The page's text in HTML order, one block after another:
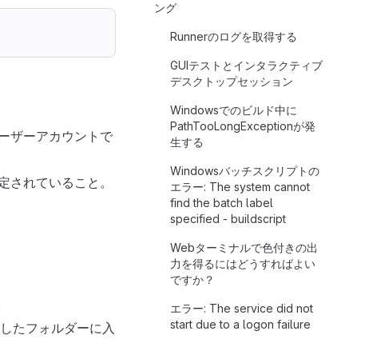
ザーアカウントで
れていること。
たフォルダーに入
ング
Runnerのログを取得する
GUIテストとインタラクティブ
デスクトップセッション
Windowsでのビルド中に
PathTooLongExceptionが発
生する
Windowsバッチスクリプトの
エラー: The system cannot
find the batch label
specified - buildscript
Webターミナルで色付きの出
力を得るにはどうすればよい
ですか？
エラー: The service did not
start due to a logon failure